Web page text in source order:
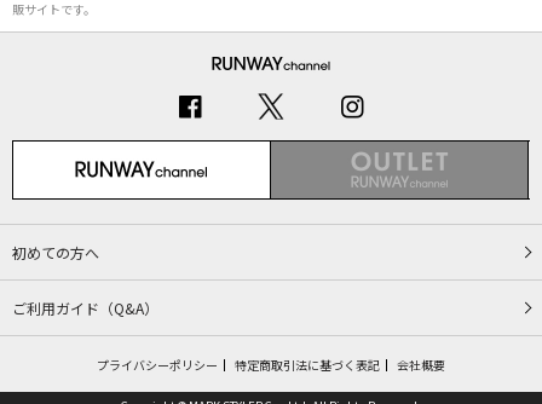
販サイトです。
初めての方へ
ご利用ガイド（Q&A）
プライバシーポリシー 特定商取引法に基づく表記 会社概要